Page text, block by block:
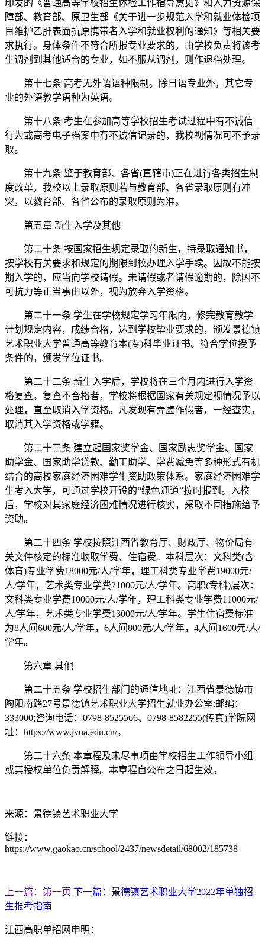
印发的《普通高等学校招生体检工作指导意见》和人力资源保
障部、教育部、原卫生部《关于进一步规范入学和就业体检项
目维护乙肝表面抗原携带者入学和就业权利的通知》等相关要
求执行。身体条件不符合所报专业要求的，由学校负责将该考
生调剂到其他适合的专业，如不服从调剂，则作退档处理。
第十七条 高考无外语语种限制。除日语专业外，其它专
业的外语教学语种为英语。
第十八条 考生在参加高等学校招生考试过程中有不诚信
行为或高考电子档案中有不诚信记录的，我校视情况可不予录
取。
第十九条 鉴于教育部、各省(直辖市)正在进行各类招生制
度改革，我校以上录取原则若与教育部、各省录取原则有冲
突，以教育部、各省公布的录取原则为准。
第五章 新生入学及其他
第二十条 按国家招生规定录取的新生，持录取通知书，
按学校有关要求和规定的期限到校办理入学手续。因故不能按
期入学的，应当向学校请假。未请假或者请假逾期的，除因不
可抗力等正当事由以外，视为放弃入学资格。
第二十一条 学生在学校规定学习年限内，修完教育教学
计划规定内容，成绩合格，达到学校毕业要求的，颁发景德镇
艺术职业大学普通高等教育本(专)科毕业证书。符合学位授予
条件的，颁发学位证书。
第二十二条 新生入学后，学校将在三个月内进行入学资
格复查。复查不合格者，学校将根据国家有关规定视情况予以
处理，直至取消入学资格。凡发现有弄虚作假者，一经查实，
取消其入学资格或学籍。
第二十三条 建立起国家奖学金、国家励志奖学金、国家
助学金、国家助学贷款、勤工助学、学费减免等多种形式有机
结合的高校家庭经济困难学生资助政策体系。家庭经济困难学
生考入大学，可通过学校开设的“绿色通道”按时报到。入校
后，学校对其家庭经济困难情况进行核实，采取不同措施给予
资助。
第二十四条 学校按照江西省教育厅、财政厅、物价局有
关文件核定的标准收取学费、住宿费。本科层次：文科类(含
体育)专业学费18000元/人/学年，理工科类专业学费19000元/
人/学年，艺术类专业学费21000元/人/学年。高职(专科)层次：
文科类专业学费10000元/人/学年，理工科类专业学费11000元/
人/学年，艺术类专业学费13000元/人/学年。学生住宿费标准
为8人间600元/人/学年，6人间800元/人/学年，4人间1600元/人/
学年。
第六章 其他
第二十五条 学校招生部门的通信地址：江西省景德镇市
陶阳南路27号景德镇艺术职业大学招生就业办公室;邮编：
333000;咨询电话：0798-8525566、0798-8582255(传真)学院网
址：https://www.jvua.edu.cn/。
第二十六条 本章程及未尽事项由学校招生工作领导小组
或其授权单位负责解释。本章程自公布之日起生效。
来源：景德镇艺术职业大学
链接：
https://www.gaokao.cn/school/2437/newsdetail/68002/185738
上一篇：第一页 下一篇：景德镇艺术职业大学2022年单独招
生报考指南
江西高职单招网申明：